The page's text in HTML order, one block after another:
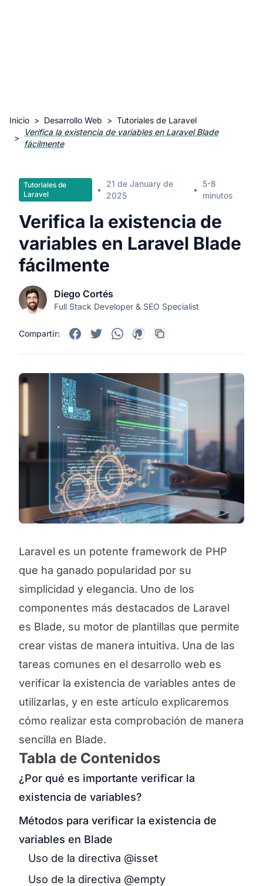
Inicio > Desarrollo Web > Tutoriales de Laravel
>
Verifica la existencia de variables en Laravel Blade
fácilmente
Tutoriales de
Laravel
•
21 de January de
2025
•
5-8
minutos
Verifica la existencia de
variables en Laravel Blade
fácilmente
Diego Cortés
Full Stack Developer & SEO Specialist
Compartir:
Laravel es un potente framework de PHP
que ha ganado popularidad por su
simplicidad y elegancia. Uno de los
componentes más destacados de Laravel
es Blade, su motor de plantillas que permite
crear vistas de manera intuitiva. Una de las
tareas comunes en el desarrollo web es
verificar la existencia de variables antes de
utilizarlas, y en este artículo explicaremos
cómo realizar esta comprobación de manera
sencilla en Blade.
Tabla de Contenidos
¿Por qué es importante verificar la
existencia de variables?
Métodos para verificar la existencia de
variables en Blade
Uso de la directiva @isset
Uso de la directiva @empty